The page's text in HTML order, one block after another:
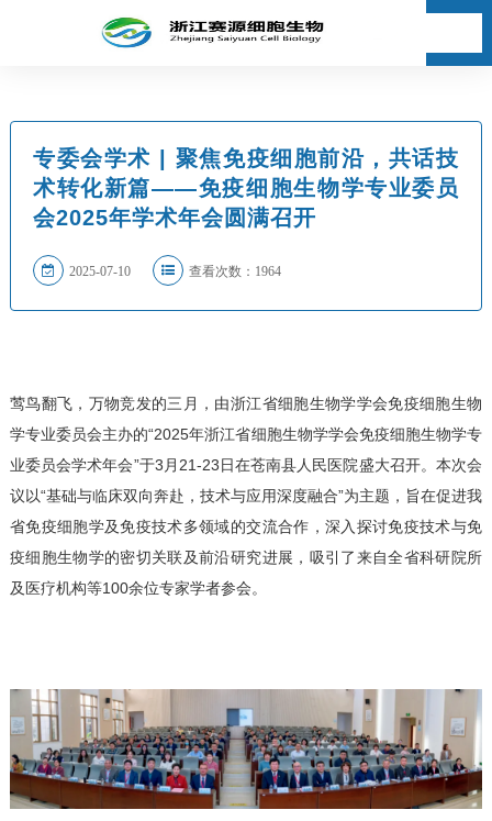
专委会学术 | 聚焦免疫细胞前沿，共话技
术转化新篇——免疫细胞生物学专业委员
会2025年学术年会圆满召开
2025-07-10 查看次数：1964
莺鸟翻飞，万物竞发的三月，由浙江省细胞生物学学会免疫细胞生物
学专业委员会主办的“2025年浙江省细胞生物学学会免疫细胞生物学专
业委员会学术年会”于3月21-23日在苍南县人民医院盛大召开。本次会
议以“基础与临床双向奔赴，技术与应用深度融合”为主题，旨在促进我
省免疫细胞学及免疫技术多领域的交流合作，深入探讨免疫技术与免
疫细胞生物学的密切关联及前沿研究进展，吸引了来自全省科研院所
及医疗机构等100余位专家学者参会。